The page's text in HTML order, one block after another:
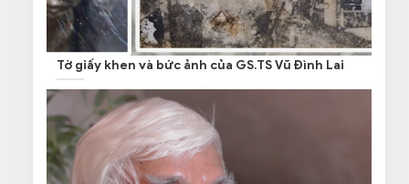
Tờ giấy khen và bức ảnh của GS.TS Vũ Đình Lai